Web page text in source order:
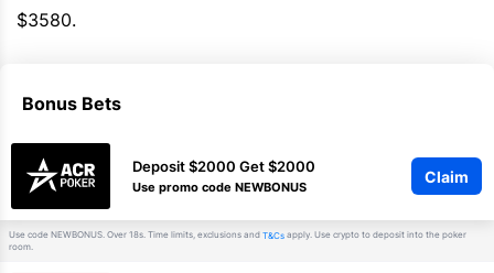
$3580.
Bonus Bets
Deposit $2000 Get $2000
Use promo code NEWBONUS
Claim
Use code NEWBONUS. Over 18s. Time limits, exclusions and T&Cs apply. Use crypto to deposit into the poker
room.